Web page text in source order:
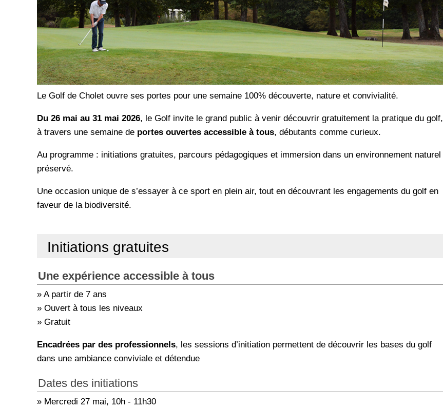
Le Golf de Cholet ouvre ses portes pour une semaine 100% découverte, nature et convivialité.
Du 26 mai au 31 mai 2026, le Golf invite le grand public à venir découvrir gratuitement la pratique du golf,
à travers une semaine de portes ouvertes accessible à tous, débutants comme curieux.
Au programme : initiations gratuites, parcours pédagogiques et immersion dans un environnement naturel
préservé.
Une occasion unique de s’essayer à ce sport en plein air, tout en découvrant les engagements du golf en
faveur de la biodiversité.
Initiations gratuites
Une expérience accessible à tous
» A partir de 7 ans
» Ouvert à tous les niveaux
» Gratuit
Encadrées par des professionnels, les sessions d’initiation permettent de découvrir les bases du golf
dans une ambiance conviviale et détendue
Dates des initiations
» Mercredi 27 mai, 10h - 11h30